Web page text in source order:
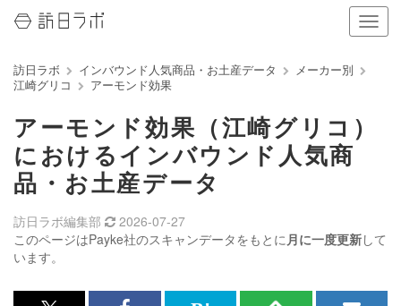
ナ
ビ
り
る
訪日ラボ インバウンド人気商品・お土産データ
メーカー別
江崎グリコ
アーモンド効果
アーモンド効果（江崎グリコ）
におけるインバウンド人気商
品・お土産データ
このページはPayke社のスキャンデータをもとに月に一度更新して
います。
訪日ラボ編集部 2026-07-27